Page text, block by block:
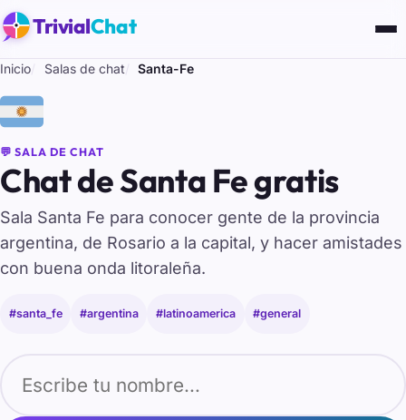
TrivialChat
Inicio Salas de chat Santa-Fe
🇦🇷
💬 SALA DE CHAT
Chat de Santa Fe gratis
Sala Santa Fe para conocer gente de la provincia
argentina, de Rosario a la capital, y hacer amistades
con buena onda litoraleña.
#santa_fe #argentina #latinoamerica #general